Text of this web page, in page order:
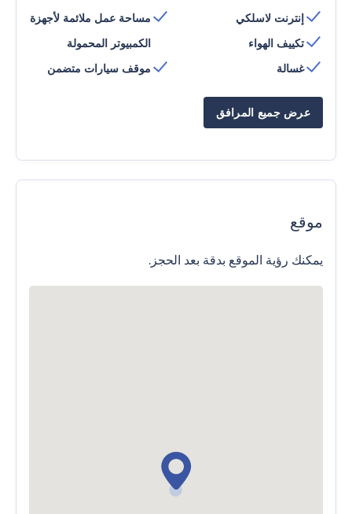
إنترنت لاسلكي
تكييف الهواء
غسالة
مساحة عمل ملائمة لأجهزة
الكمبيوتر المحمولة
موقف سيارات متضمن
عرض جميع المرافق
موقع
يمكنك رؤية الموقع بدقة بعد الحجز.